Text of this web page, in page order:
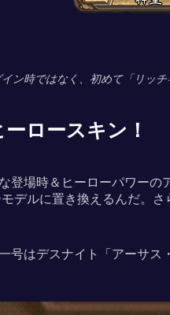
ン時ではなく、初めて「リッ
ロースキン！
場時＆ヒーローパワー
デルに置き換えるんだ。
はデスナイト「アーサ